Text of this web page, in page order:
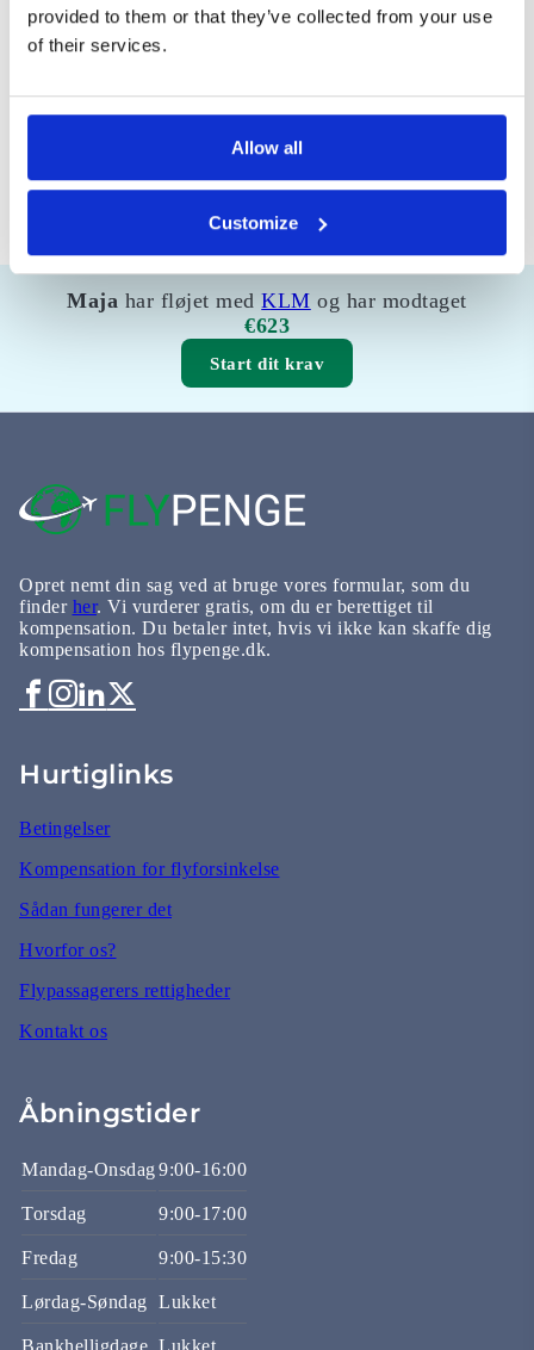
provided to them or that they’ve collected from your use
of their services.
Allow all
Customize
FORRIGE NÆSTE
Maja har fløjet medKLM og har modtaget
€623
Start dit krav
Opret nemt din sag ved at bruge vores formular, som du
finder her. Vi vurderer gratis, om du er berettiget til
kompensation. Du betaler intet, hvis vi ikke kan skaffe dig
kompensation hos flypenge.dk.
Hurtiglinks
Betingelser
Kompensation for flyforsinkelse
Sådan fungerer det
Hvorfor os?
Flypassagerers rettigheder
Kontakt os
Åbningstider
Mandag-Onsdag9:00-16:00
Torsdag 9:00-17:00
Fredag 9:00-15:30
Lørdag-Søndag Lukket
Bankhelligdage Lukket